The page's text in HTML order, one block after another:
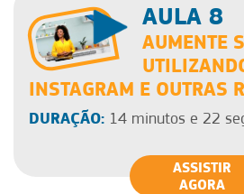
AULA 8
AUMENTE
INSTAGRAM E OUTRAS
DURAÇÃO:14 minutos e 22
ASSISTIR
AGORA